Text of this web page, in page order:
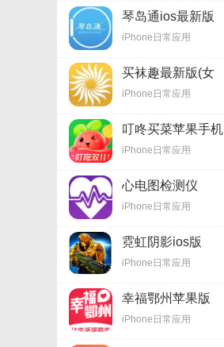
琴岛通ios最新版
(强大的智能闹钟
功能) v2.11.9 苹果
iPhone日常应用
买袜趣最新版(女
士袜子商城) v1.10
苹果版
iPhone日常应用
叮咚买菜苹果手机
版v11.33.2
iPhone日常应用
心电图检测仪
ECGios最新版(测
量心率应用)
版
iPhone日常应用
霓虹阴影ios版
(NeonShadow)
v1.41 苹果版
iPhone日常应用
幸福鄂州苹果版
(鄂州外卖平台)
v2.9 ios版
iPhone日常应用